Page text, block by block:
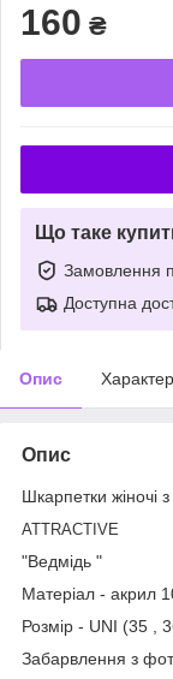
160 ₴
Що таке
Замовлення
Доступна
Опис
Опис
Шкарпетки жіночі
ATTRACTIVE
"Ведмідь "
Матеріал - акрил
Розмір - UNI (35 ,
Забарвлення з